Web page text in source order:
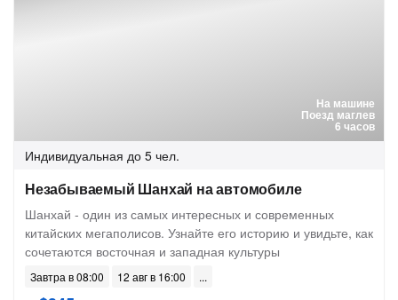
На машине
Поезд маглев
6 часов
Индивидуальная до 5 чел.
Незабываемый Шанхай на автомобиле
Шанхай - один из самых интересных и современных
китайских мегаполисов. Узнайте его историю и увидьте, как
сочетаются восточная и западная культуры
Завтра в 08:00
12 авг в 16:00